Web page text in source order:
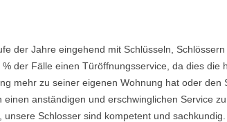
der Jahre eingehend mit Schlüsseln,
der Fälle einen Türöffnungsservice, da dies die
mehr zu seiner eigenen Wohnung hat oder
anständigen und erschwinglichen Service
Schlosser sind kompetent und